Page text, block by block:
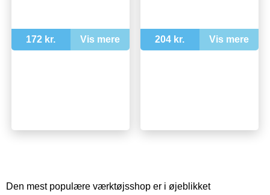
172 kr. Vis mere 204 kr. Vis mere
Den mest populære værktøjsshop er i øjeblikket